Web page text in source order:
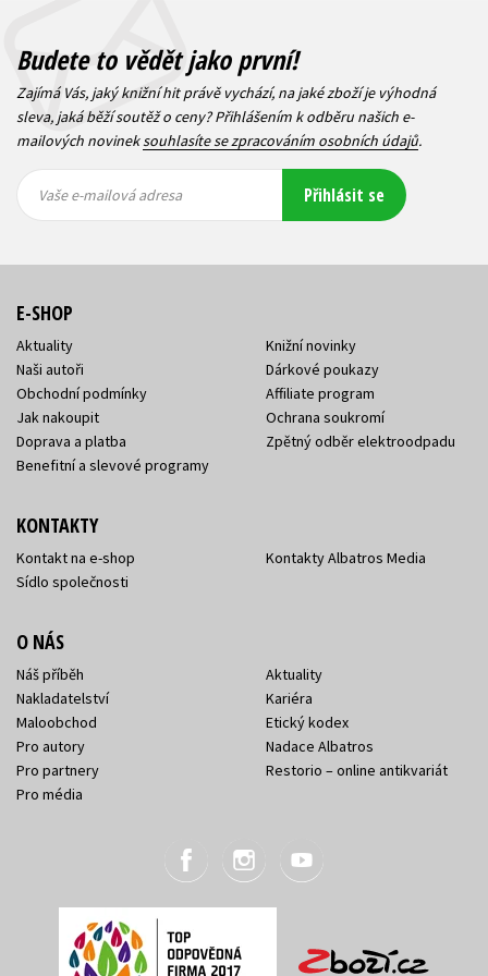
Budete to vědět jako první!
Zajímá Vás, jaký knižní hit právě vychází, na jaké zboží je výhodná
sleva, jaká běží soutěž o ceny? Přihlášením k odběru našich e-
mailových novineksouhlasíte se zpracováním osobních údajů.
mailová
mailová
Vaše e-mailová adresa Přihlásit se
E-SHOP
Aktuality
Naši autoři
Obchodní podmínky
Jak nakoupit
Doprava a platba
Benefitní a slevové programy
Knižní novinky
Dárkové poukazy
Affiliate program
Ochrana soukromí
Zpětný odběr elektroodpadu
KONTAKTY
Kontakt na e-shop
Sídlo společnosti
Kontakty Albatros Media
O NÁS
Náš příběh
Nakladatelství
Maloobchod
Pro autory
Pro partnery
Pro média
Aktuality
Kariéra
Etický kodex
Nadace Albatros
Restorio – online antikvariát